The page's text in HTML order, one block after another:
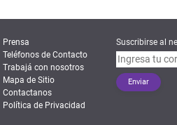
Prensa
Teléfonos de Contacto
Trabajá con nosotros
Mapa de Sitio
Contactanos
Política de Privacidad
Suscribirse al